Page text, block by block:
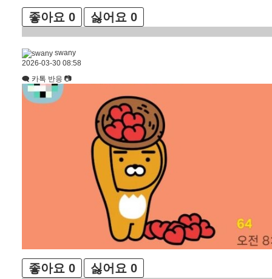
좋아요 0 싫어요 0
swany
2026-03-30 08:58
🗨 카톡 반응 📷
좋아요 0 싫어요 0